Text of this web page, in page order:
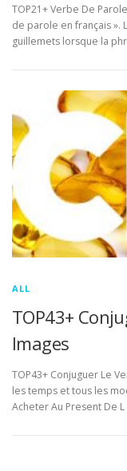
TOP21+ Verbe De
de parole en français
guillemets lorsque la
ALL
TOP43+
Images
TOP43+ Conjuguer Le
les temps et tous les
Acheter Au Present De